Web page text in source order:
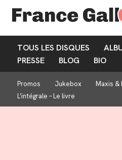
TOUS LES DISQUES
PRESSE
BLOG BIO
Promos Jukebox Maxis &
L’intégrale – Le livre